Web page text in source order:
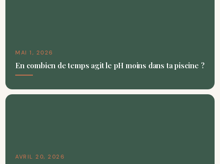
MAI 1, 2026
En combien de temps agit le pH moins dans ta piscine ?
AVRIL 20, 2026